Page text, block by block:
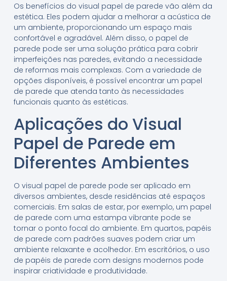
Os benefícios do visual papel de parede vão além da
estética. Eles podem ajudar a melhorar a acústica de
um ambiente, proporcionando um espaço mais
confortável e agradável. Além disso, o papel de
parede pode ser uma solução prática para cobrir
imperfeições nas paredes, evitando a necessidade
de reformas mais complexas. Com a variedade de
opções disponíveis, é possível encontrar um papel
de parede que atenda tanto às necessidades
funcionais quanto às estéticas.
Aplicações do Visual
Papel de Parede em
Diferentes Ambientes
O visual papel de parede pode ser aplicado em
diversos ambientes, desde residências até espaços
comerciais. Em salas de estar, por exemplo, um papel
de parede com uma estampa vibrante pode se
tornar o ponto focal do ambiente. Em quartos, papéis
de parede com padrões suaves podem criar um
ambiente relaxante e acolhedor. Em escritórios, o uso
de papéis de parede com designs modernos pode
inspirar criatividade e produtividade.